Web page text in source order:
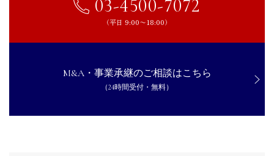
03-4500-7072
（平日 9:00〜18:00）
M&A・事業承継のご相談はこちら
（24時間受付・無料）